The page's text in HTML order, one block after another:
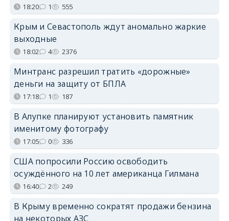
18:20 1 555
Крым и Севастополь ждут аномально жаркие
выходные
18:02 4 2376
Минтранс разрешил тратить «дорожные»
деньги на защиту от БПЛА
17:18 1 187
В Алупке планируют установить памятник
именитому фотографу
17:05 0 336
США попросили Россию освободить
осуждённого на 10 лет американца Гилмана
16:40 2 249
В Крыму временно сократят продажи бензина
на некоторых АЗС